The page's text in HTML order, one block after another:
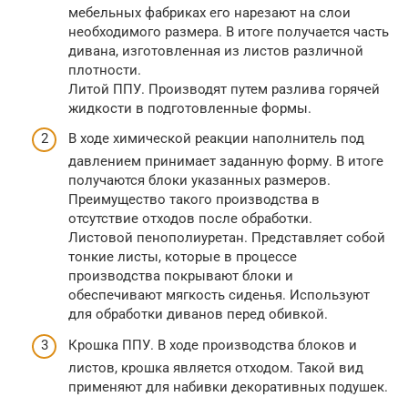
мебельных фабриках его нарезают на слои
необходимого размера. В итоге получается часть
дивана, изготовленная из листов различной
плотности.
Литой ППУ. Производят путем разлива горячей
жидкости в подготовленные формы.
В ходе химической реакции наполнитель под
давлением принимает заданную форму. В итоге
получаются блоки указанных размеров.
Преимущество такого производства в
отсутствие отходов после обработки.
Листовой пенополиуретан. Представляет собой
тонкие листы, которые в процессе
производства покрывают блоки и
обеспечивают мягкость сиденья. Используют
для обработки диванов перед обивкой.
Крошка ППУ. В ходе производства блоков и
листов, крошка является отходом. Такой вид
применяют для набивки декоративных подушек.